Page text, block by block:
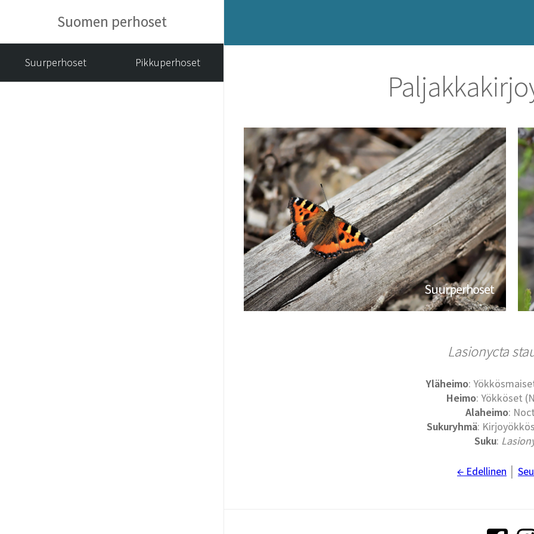
Suomen perhoset
Suurperhoset Pikkuperhoset
Suurperhoset
Lasionycta
Yläheimo:
Heimo: Yökköset
Alaheimo:
Sukuryhmä:
Suku:
← Edellinen